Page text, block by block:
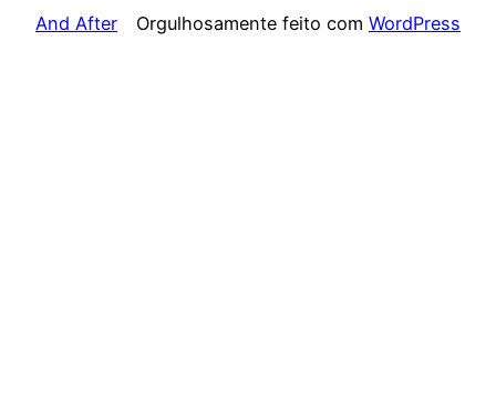
And After Orgulhosamente feito com WordPress